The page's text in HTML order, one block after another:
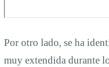
Por otro lado, se ha
muy extendida durante